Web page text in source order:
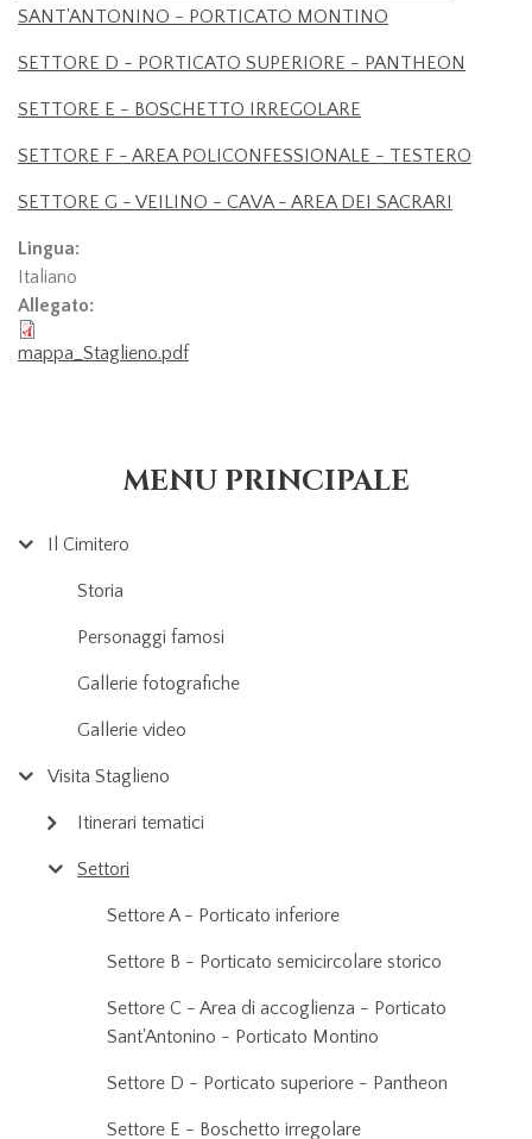
SANT'ANTONINO - PORTICATO MONTINO
SETTORE D - PORTICATO SUPERIORE - PANTHEON
SETTORE E - BOSCHETTO IRREGOLARE
SETTORE F - AREA POLICONFESSIONALE - TESTERO
SETTORE G - VEILINO - CAVA - AREA DEI SACRARI
Lingua:
Italiano
Allegato:
mappa_Staglieno.pdf
MENU PRINCIPALE
Il Cimitero
Storia
Personaggi famosi
Gallerie fotografiche
Gallerie video
Visita Staglieno
Itinerari tematici
Settori
Settore A - Porticato inferiore
Settore B - Porticato semicircolare storico
Settore C - Area di accoglienza - Porticato
Sant'Antonino - Porticato Montino
Settore D - Porticato superiore - Pantheon
Settore E - Boschetto irregolare